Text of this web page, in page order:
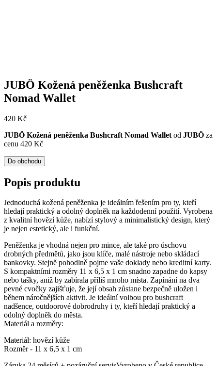
JUBÖ Kožená peněženka Bushcraft
Nomad Wallet
420 Kč
JUBÖ Kožená peněženka Bushcraft Nomad Wallet od JUBÖ za
cenu 420 Kč
Do obchodu
Popis produktu
Jednoduchá kožená peněženka je ideálním řešením pro ty, kteří
hledají praktický a odolný doplněk na každodenní použití. Vyrobena
z kvalitní hovězí kůže, nabízí stylový a minimalistický design, který
je nejen estetický, ale i funkční.
Peněženka je vhodná nejen pro mince, ale také pro úschovu
drobných předmětů, jako jsou klíče, malé nástroje nebo skládací
bankovky. Stejně pohodlně pojme vaše doklady nebo kreditní karty.
S kompaktními rozměry 11 x 6,5 x 1 cm snadno zapadne do kapsy
nebo tašky, aniž by zabírala příliš mnoho místa. Zapínání na dva
pevné cvočky zajišťuje, že její obsah zůstane bezpečně uložen i
během náročnějších aktivit. Je ideální volbou pro bushcraft
nadšence, outdoorové dobrodruhy i ty, kteří hledají praktický a
odolný doplněk do města.
Materiál a rozměry:
Materiál: hovězí kůže
Rozměr - 11 x 6,5 x 1 cm